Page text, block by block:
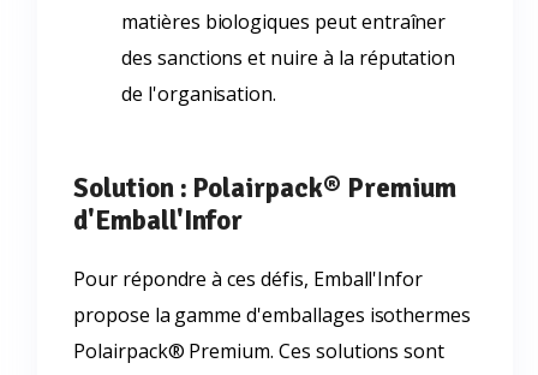
matières biologiques peut entraîner
des sanctions et nuire à la réputation
de l'organisation.
Solution : Polairpack® Premium
d'Emball'Infor
Pour répondre à ces défis, Emball'Infor
propose la gamme d'emballages isothermes
Polairpack® Premium. Ces solutions sont